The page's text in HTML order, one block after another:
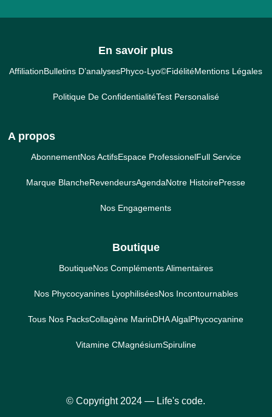
En savoir plus
AffiliationBulletins D’analysesPhyco-Lyo©FidélitéMentions Légales
Politique De ConfidentialitéTest Personalisé
A propos
AbonnementNos ActifsEspace ProfessionelFull Service
Marque BlancheRevendeursAgendaNotre HistoirePresse
Nos Engagements
Boutique
BoutiqueNos Compléments Alimentaires
Nos Phycocyanines LyophiliséesNos Incontournables
Tous Nos PacksCollagène MarinDHA AlgalPhycocyanine
Vitamine CMagnésiumSpiruline
© Copyright 2024 ― Life's code.